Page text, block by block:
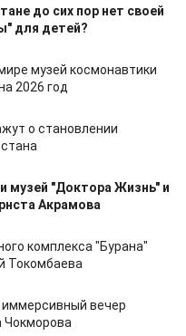
до сих пор нет своей
для детей?
музей космонавтики
2026 год
о становлении
музей "Доктора Жизнь" и
Акрамова
комплекса "Бурана"
Токомбаева
вечер
Чокморова